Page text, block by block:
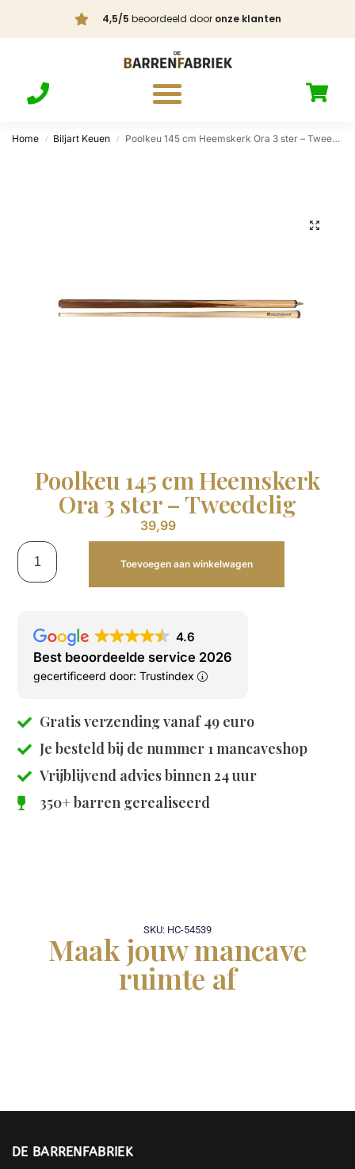
4,5/5 beoordeeld door onze klanten
Home / Biljart Keuen / Poolkeu 145 cm Heemskerk Ora 3 ster – Tweedelig
Poolkeu 145 cm Heemskerk
Ora 3 ster – Tweedelig
39,99
Toevoegen aan winkelwagen
4.6
Best beoordeelde service 2026
gecertificeerd door: Trustindex
Gratis verzending vanaf 49 euro
Je besteld bij de nummer 1 mancaveshop
Vrijblijvend advies binnen 24 uur
350+ barren gerealiseerd
SKU: HC-54539
Maak jouw mancave
ruimte af
DE BARRENFABRIEK